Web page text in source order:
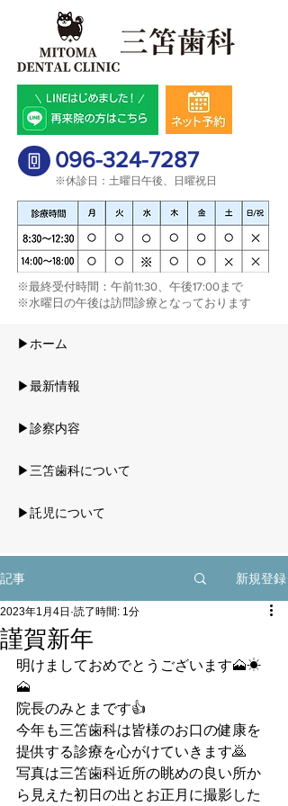
096-324-7287
※休診日：土曜日午後、日曜祝日
​※最終受付時間：午前11:30、午後17:00まで
※水曜日の午後は訪問診療となっております​
▶ホーム
▶最新情報
▶診察内容
▶三笘歯科について
▶託児について
記事 新規登録
謹賀新年
2023年1月4日 読了時間: 1分
明けましておめでとうございます🗻☀
🗻
院長のみとまです👍
今年も三笘歯科は皆様のお口の健康を
提供する診療を心がけていきます🙇
写真は三笘歯科近所の眺めの良い所か
ら見えた初日の出とお正月に撮影した